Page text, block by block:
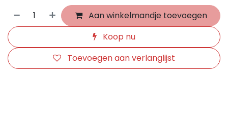
Aan winkelmandje toevoegen
Koop nu
Toevoegen aan verlanglijst